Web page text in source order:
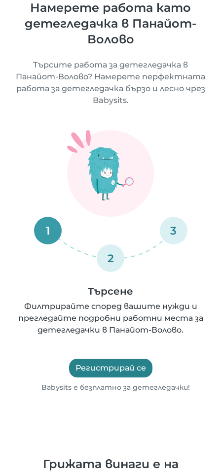
Намерете работа като
детегледачка в Панайот-
Волово
Търсите работа за детегледачка в
Панайот-Волово? Намерете перфектната
работа за детегледачка бързо и лесно чрез
Babysits.
1
2
3
Търсене
Филтрирайте според вашите нужди и
прегледайте подробни работни места за
детегледачки в Панайот-Волово.
Регистрирай се
Babysits е безплатно за детегледачки!
Грижата винаги е на